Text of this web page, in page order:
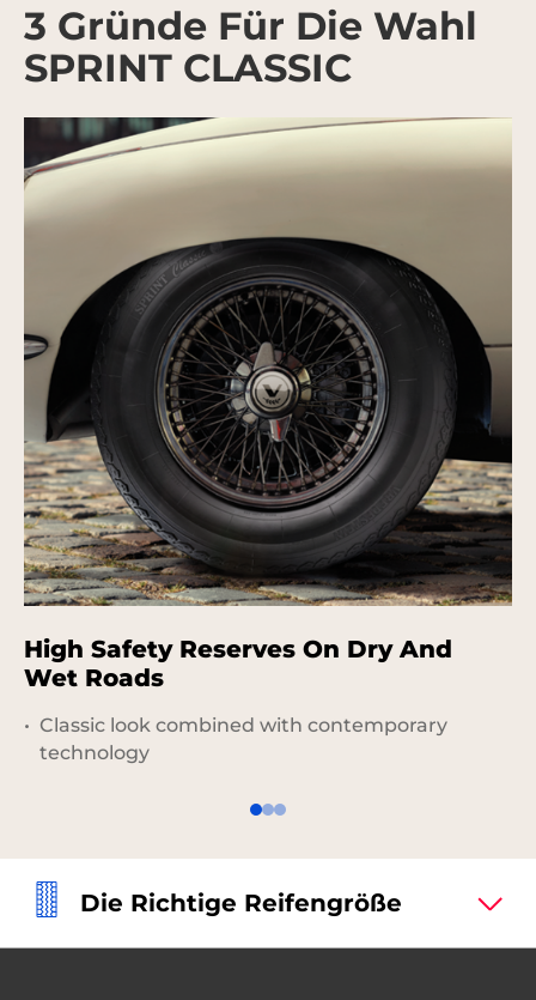
3 Gründe Für Die Wahl
SPRINT CLASSIC
High Safety Reserves On Dry And
Wet Roads
Classic look combined with contemporary
technology
Die Richtige Reifengröße